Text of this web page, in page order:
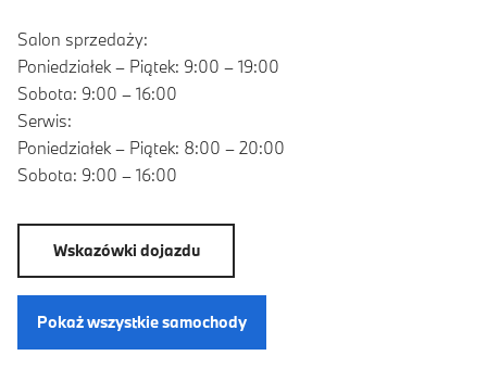
Salon sprzedaży:
Poniedziałek – Piątek: 9:00 – 19:00
Sobota: 9:00 – 16:00
Serwis:
Poniedziałek – Piątek: 8:00 – 20:00
Sobota: 9:00 – 16:00
Wskazówki dojazdu
Pokaż wszystkie samochody